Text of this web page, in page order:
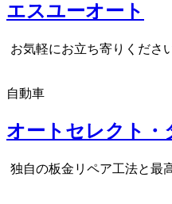
エスユーオート
お気軽にお立ち寄りくださ
自動車
オートセレクト・
独自の板金リペア工法と最